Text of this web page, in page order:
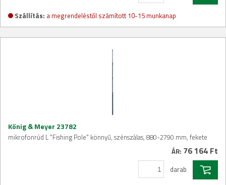
Szállítás: a megrendeléstől számított 10-15 munkanap
König & Meyer 23782
mikrofonrúd L "Fishing Pole" könnyű, szénszálas, 880-2790 mm, fekete
ÁR: 76 164 Ft
darab